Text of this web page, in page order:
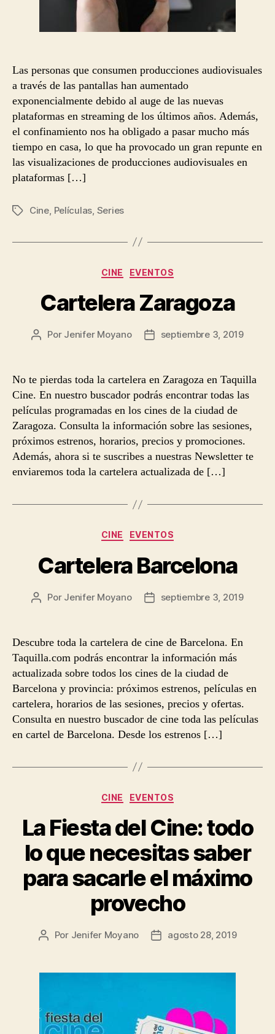
Las personas que consumen producciones audiovisuales
a través de las pantallas han aumentado
exponencialmente debido al auge de las nuevas
plataformas en streaming de los últimos años. Además,
el confinamiento nos ha obligado a pasar mucho más
tiempo en casa, lo que ha provocado un gran repunte en
las visualizaciones de producciones audiovisuales en
plataformas […]
Etiquetas
Cine Películas Series
Categorías
CINE EVENTOS
Cartelera Zaragoza
Autor
entrada
Por Jenifer Moyano
Fecha
entrada
septiembre 3, 2019
No te pierdas toda la cartelera en Zaragoza en Taquilla
Cine. En nuestro buscador podrás encontrar todas las
películas programadas en los cines de la ciudad de
Zaragoza. Consulta la información sobre las sesiones,
próximos estrenos, horarios, precios y promociones.
Además, ahora si te suscribes a nuestras Newsletter te
enviaremos toda la cartelera actualizada de […]
Categorías
CINE EVENTOS
Cartelera Barcelona
Autor
entrada
Por Jenifer Moyano
Fecha
entrada
septiembre 3, 2019
Descubre toda la cartelera de cine de Barcelona. En
Taquilla.com podrás encontrar la información más
actualizada sobre todos los cines de la ciudad de
Barcelona y provincia: próximos estrenos, películas en
cartelera, horarios de las sesiones, precios y ofertas.
Consulta en nuestro buscador de cine toda las películas
en cartel de Barcelona. Desde los estrenos […]
Categorías
CINE EVENTOS
La Fiesta del Cine: todo
lo que necesitas saber
para sacarle el máximo
provecho
Autor
entrada
Por Jenifer Moyano
Fecha
entrada
agosto 28, 2019